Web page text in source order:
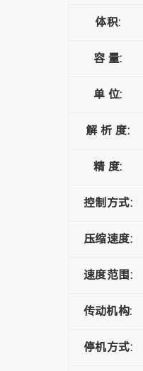
体积:
容 量:
单 位:
解 析 度:
精 度:
控制方式:
压缩速度:
速度范围:
传动机构:
停机方式: